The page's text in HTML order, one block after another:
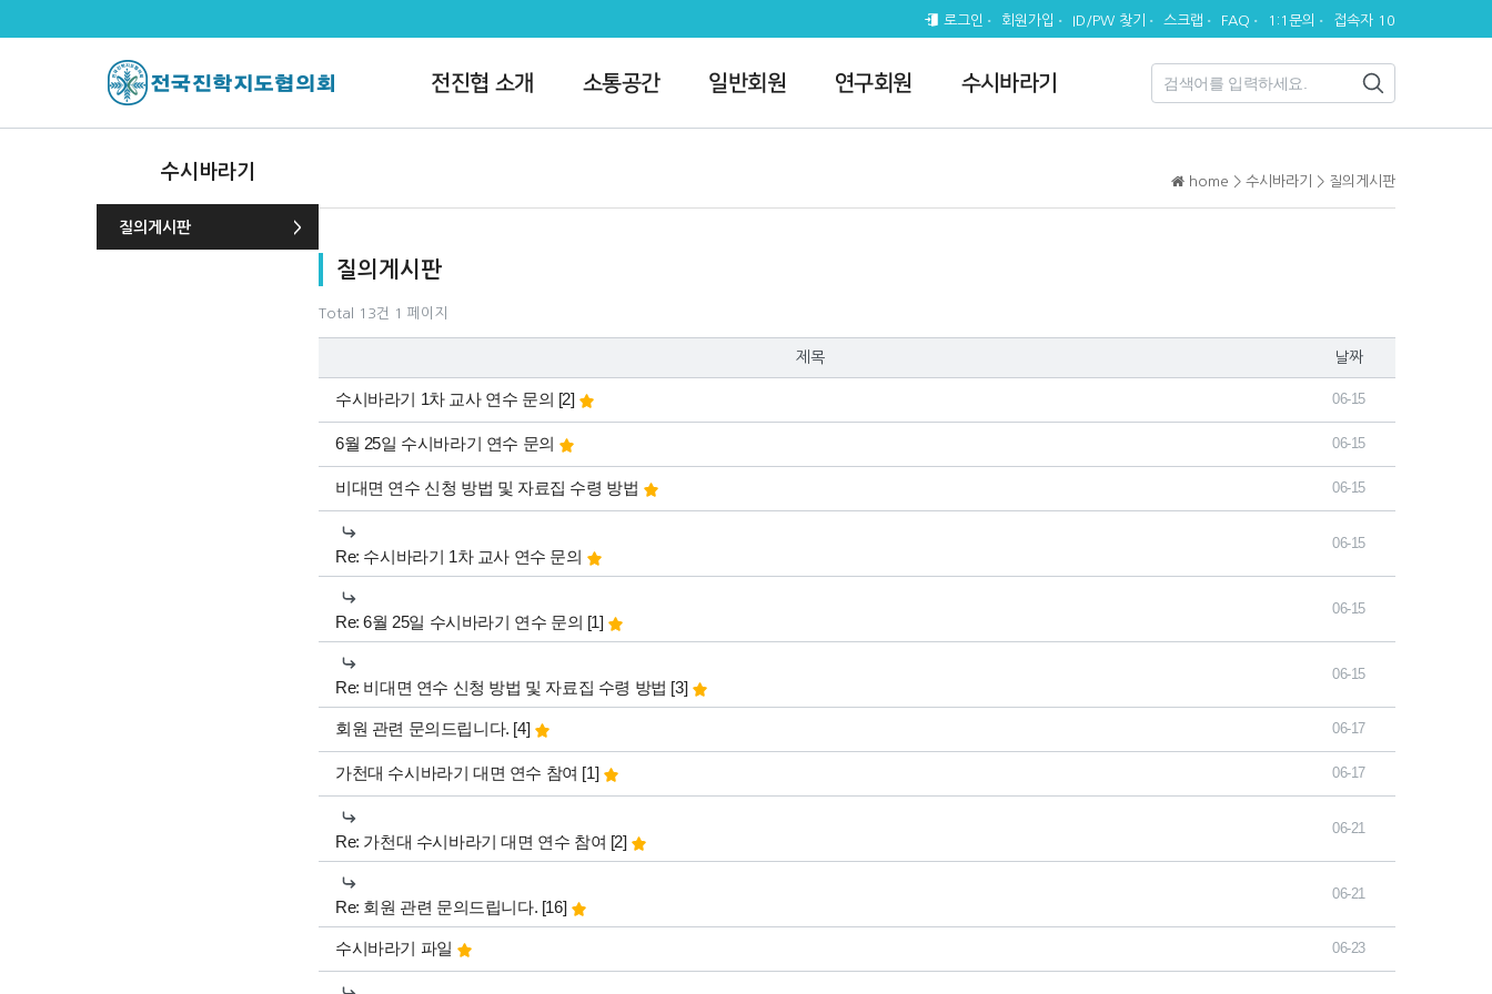
로그인 회원가입 ID/PW 찾기 스크랩 FAQ 1:1문의 접속자 10
전진협 소개 소통공간 일반회원 연구회원 수시바라기
수시바라기
질의게시판
home > 수시바라기 > 질의게시판
질의게시판목록
Total 13건 1 페이지
제목 날짜
수시바라기 1차 교사 연수 문의 댓글
[2]개 06-15
6월 25일 수시바라기 연수 문의 06-15
비대면 연수 신청 방법 및 자료집 수령 방법 06-15
Re: 수시바라기 1차 교사 연수 문의
06-15
Re: 6월 25일 수시바라기 연수 문의 댓글
[1]개
06-15
Re: 비대면 연수 신청 방법 및 자료집 수령 방법 댓글
[3]개
06-15
회원 관련 문의드립니다. 댓글
[4]개 06-17
가천대 수시바라기 대면 연수 참여 댓글
[1]개 06-17
Re: 가천대 수시바라기 대면 연수 참여 댓글
[2]개
06-21
Re: 회원 관련 문의드립니다. 댓글
[16]개
06-21
수시바라기 파일 06-23